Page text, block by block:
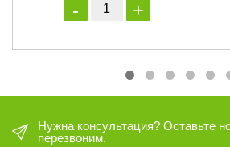
Нужна консультация? Оставьте
перезвоним.